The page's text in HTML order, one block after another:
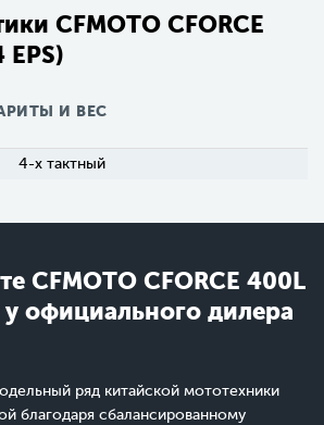
CFMOTO CFORCE
EPS)
И ВЕС
4-х тактный
CFMOTO CFORCE 400L
у официального дилера
ряд китайской мототехники
благодаря сбалансированному